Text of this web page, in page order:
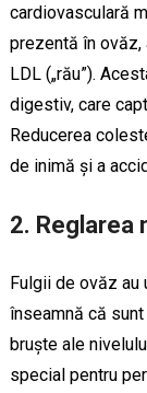
cardiovasculară
prezentă în ovăz,
LDL („rău”).
digestiv, care
Reducerea
de inimă și a
2. Reglarea
Fulgii de ovăz au
înseamnă că
bruște ale
special pentru